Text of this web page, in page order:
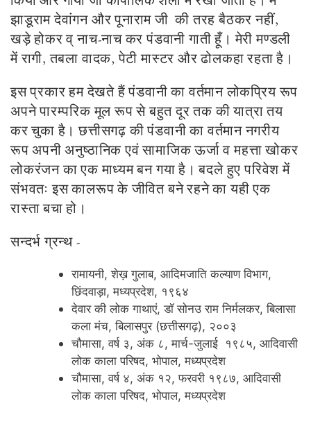
झाडूराम देवांगन और पूनाराम जी की तरह बैठकर नहीं,
खड़े होकर व् नाच-नाच कर पंडवानी गाती हूँ। मेरी मण्डली
में रागी, तबला वादक, पेटी मास्टर और ढोलकहा रहता है।
इस प्रकार हम देखते हैं पंडवानी का वर्तमान लोकप्रिय रूप
अपने पारम्परिक मूल रूप से बहुत दूर तक की यात्रा तय
कर चुका है।छत्तीसगढ़ की पंडवानी का वर्तमान नगरीय
रूप अपनी अनुष्ठानिक एवं सामाजिक ऊर्जा व महत्ता खोकर
लोकरंजन का एक माध्यम बन गया है। बदले हुए परिवेश में
संभवतः इस कालरूप के जीवित बने रहने का यही एक
रास्ता बचा हो।
सन्दर्भ ग्रन्थ -
रामायनी, शेख़ गुलाब, आदिमजाति कल्याण विभाग,
छिंदवाड़ा, मध्यप्रदेश, १९६४
देवार की लोक गाथाएं, डॉ सोनउ राम निर्मलकर, बिलासा
कला मंच, बिलासपुर (छत्तीसगढ़), २००३
चौमासा, वर्ष ३, अंक ८, मार्च-जुलाई १९८५, आदिवासी
लोक काला परिषद, भोपाल, मध्यप्रदेश
चौमासा, वर्ष ४, अंक १२, फरवरी १९८७, आदिवासी
लोक काला परिषद, भोपाल, मध्यप्रदेश